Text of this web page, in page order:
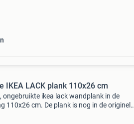
IKEA LACK plank 110x26 cm
ongebruikte ikea lack wandplank in de
110x26 cm. De plank is nog in de originele